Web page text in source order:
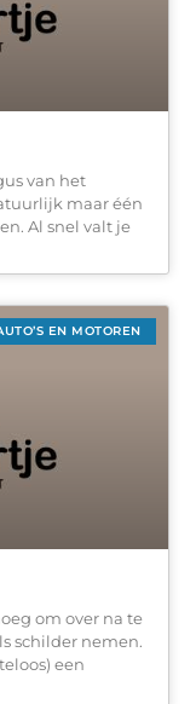
van het
maar één
Al snel valt je
EN MOTOREN
om over na te
schilder nemen.
een